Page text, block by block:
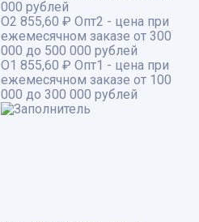
000 рублей
О2 855,60 ₽ Опт2 - цена при
ежемесячном заказе от 300
000 до 500 000 рублей
О1 855,60 ₽ Опт1 - цена при
ежемесячном заказе от 100
000 до 300 000 рублей